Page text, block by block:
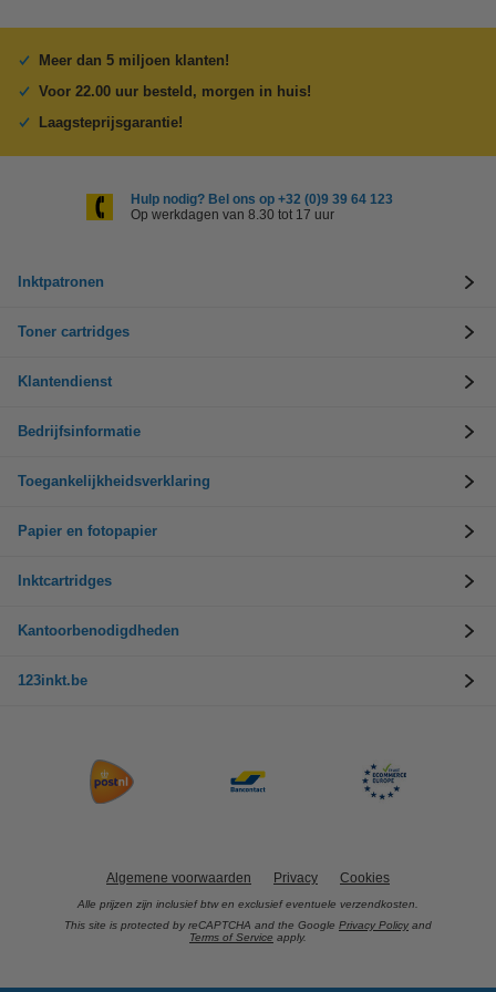
Meer dan 5 miljoen klanten!
Voor 22.00 uur besteld, morgen in huis!
Laagsteprijsgarantie!
Hulp nodig? Bel ons op +32 (0)9 39 64 123
Op werkdagen van 8.30 tot 17 uur
Inktpatronen
Toner cartridges
Klantendienst
Bedrijfsinformatie
Toegankelijkheidsverklaring
Papier en fotopapier
Inktcartridges
Kantoorbenodigdheden
123inkt.be
Algemene voorwaarden Privacy Cookies
Alle prijzen zijn inclusief btw en exclusief eventuele verzendkosten.
This site is protected by reCAPTCHA and the Google Privacy Policy and
Terms of Service apply.